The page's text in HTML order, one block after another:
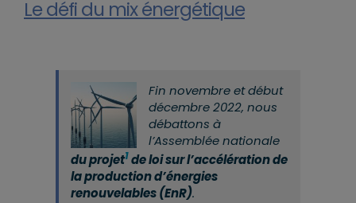
Le défi du mix énergétique
Fin novembre et début
décembre 2022, nous
débattons à
l’Assemblée nationale
du projet1de loi sur l’accélération de
la production d’énergies
renouvelables (EnR).